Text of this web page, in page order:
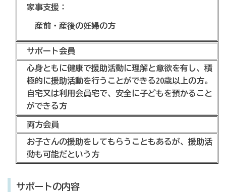
家事支援：
産前・産後の妊婦の方
サポート会員
心身ともに健康で援助活動に理解と意欲を有し、積
極的に援助活動を行うことができる20歳以上の方。
自宅又は利用会員宅で、安全に子どもを預かること
ができる方
両方会員
お子さんの援助をしてもらうこともあるが、援助活
動も可能だという方
サポートの内容